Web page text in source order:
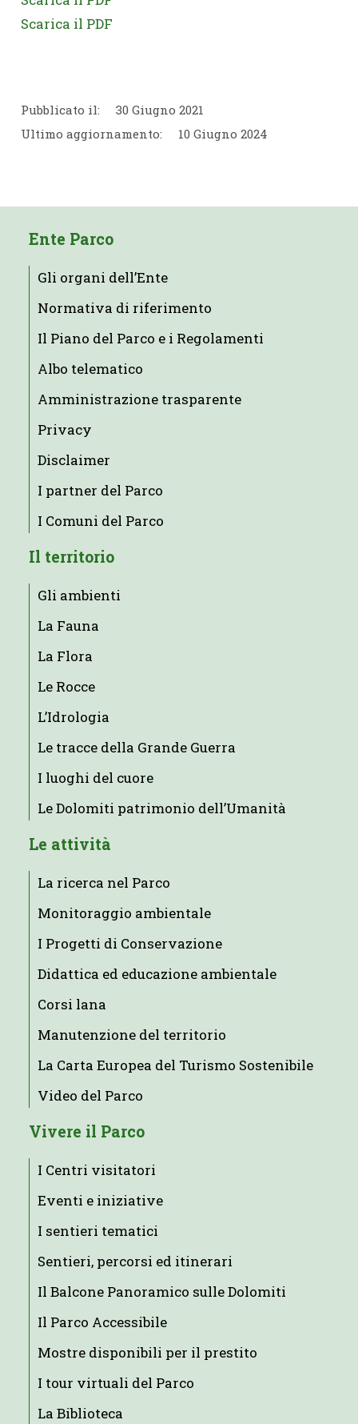
Scarica il PDF
Pubblicato il:
30 Giugno 2021
Ultimo aggiornamento:
10 Giugno 2024
Ente Parco
Gli organi dell’Ente
Normativa di riferimento
Il Piano del Parco e i Regolamenti
Albo telematico
Amministrazione trasparente
Privacy
Disclaimer
I partner del Parco
I Comuni del Parco
Il territorio
Gli ambienti
La Fauna
La Flora
Le Rocce
L’Idrologia
Le tracce della Grande Guerra
I luoghi del cuore
Le Dolomiti patrimonio dell’Umanità
Le attività
La ricerca nel Parco
Monitoraggio ambientale
I Progetti di Conservazione
Didattica ed educazione ambientale
Corsi lana
Manutenzione del territorio
La Carta Europea del Turismo Sostenibile
Video del Parco
Vivere il Parco
I Centri visitatori
Eventi e iniziative
I sentieri tematici
Sentieri, percorsi ed itinerari
Il Balcone Panoramico sulle Dolomiti
Il Parco Accessibile
Mostre disponibili per il prestito
I tour virtuali del Parco
La Biblioteca